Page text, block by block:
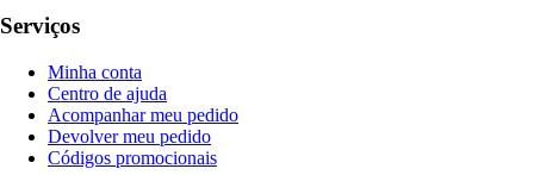
Serviços
Minha conta
Centro de ajuda
Acompanhar meu pedido
Devolver meu pedido
Códigos promocionais